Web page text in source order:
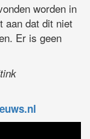
worden in
aan dat dit niet
Er is geen